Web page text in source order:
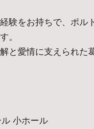
験をお持ちで、ポル
。
と愛情に支えられた
小ホール